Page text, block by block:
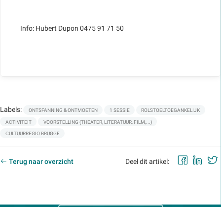
Info: Hubert Dupon 0475 91 71 50
Labels: ONTSPANNING & ONTMOETEN 1 SESSIE ROLSTOELTOEGANKELIJK
ACTIVITEIT VOORSTELLING (THEATER, LITERATUUR, FILM,...)
CULTUURREGIO BRUGGE
Terug naar overzicht Deel dit artikel: